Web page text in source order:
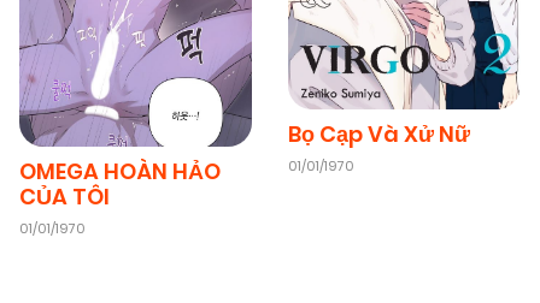
OMEGA HOÀN HẢO
CỦA TÔI
01/01/1970
Bọ Cạp Và Xử Nữ
01/01/1970